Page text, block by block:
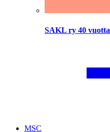
SAKL ry 40 vuotta
MSC